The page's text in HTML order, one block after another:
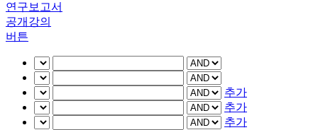
연구보고서
공개강의
버튼
추가
추가
추가